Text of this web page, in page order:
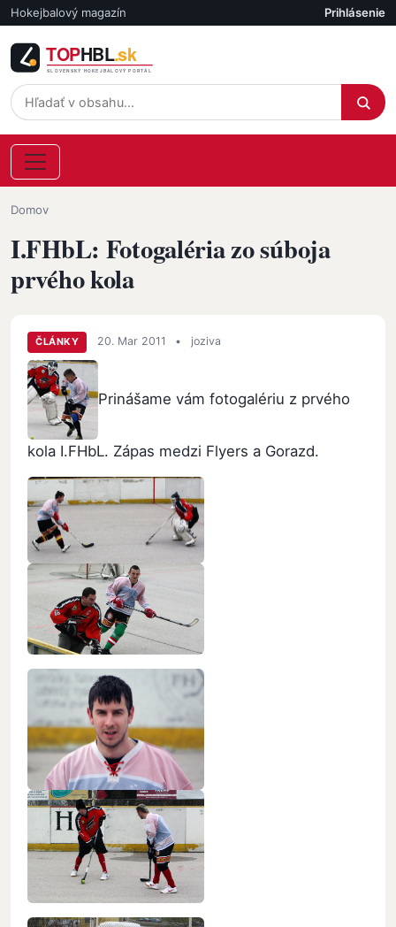
Skočiť na hlavný obsah
Hokejbalový magazín Účet
Prihlásenie
Omrvinka
Domov
I.FHbL: Fotogaléria zo súboja
prvého kola
ČLÁNKY 20. Mar 2011 • joziva
Prinášame vám fotogalériu z prvého
kola I.FHbL. Zápas medzi Flyers a Gorazd.